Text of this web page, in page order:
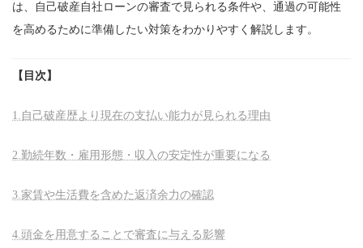
は、自己破産自社ローンの審査で見られる条件や、通過の可能性
を高めるために準備したい対策をわかりやすく解説します。
【目次】
1.自己破産歴より現在の支払い能力が見られる理由
2.勤続年数・雇用形態・収入の安定性が重要になる
3.家賃や生活費を含めた返済余力の確認
4.頭金を用意することで審査に与える影響